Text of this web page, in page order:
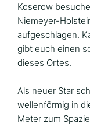
Koserow
Niemeyer-
aufgeschlagen.
gibt euch einen
dieses Ortes.
Als neuer Star
wellenförmig in
Meter zum